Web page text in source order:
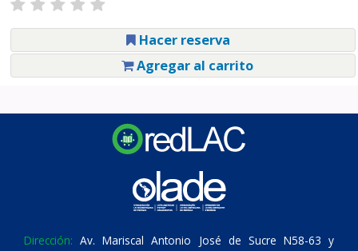
Hacer reserva
Agregar al carrito
Dirección: Av. Mariscal Antonio José de Sucre N58-63 y